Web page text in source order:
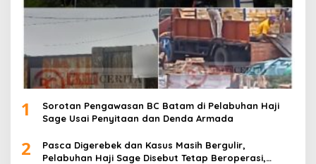
1
Sorotan Pengawasan BC Batam di Pelabuhan Haji
Sage Usai Penyitaan dan Denda Armada
2
Pasca Digerebek dan Kasus Masih Bergulir,
Pelabuhan Haji Sage Disebut Tetap Beroperasi,